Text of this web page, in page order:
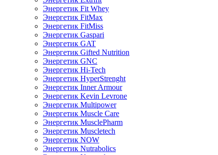
Энергетик Fit Whey
Энергетик FitMax
Энергетик FitMiss
Энергетик Gaspari
Энергетик GAT
Энергетик Gifted Nutrition
Энергетик GNC
Энергетик Hi-Tech
Энергетик HyperStrenght
Энергетик Inner Armour
Энергетик Kevin Levrone
Энергетик Multipower
Энергетик Muscle Care
Энергетик MusclePharm
Энергетик Muscletech
Энергетик NOW
Энергетик Nutrabolics